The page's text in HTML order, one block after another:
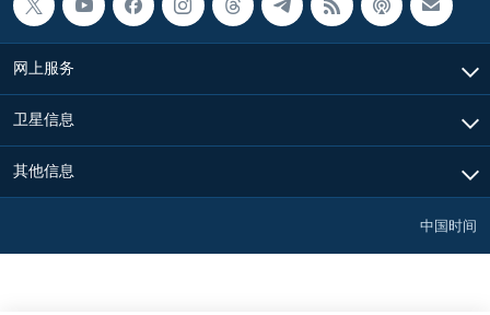
美国之音专访
重要讲话与声明
台海两岸关系
南中国海争端
其他语言网站
网上服务
卫星信息
其他信息
中国时间